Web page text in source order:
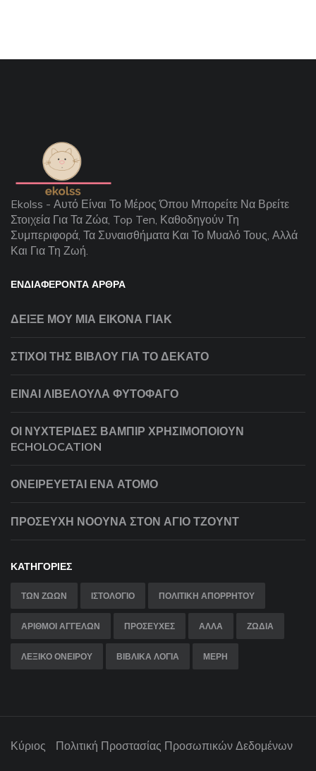
Ekolss - Αυτό Είναι Το Μέρος Όπου Μπορείτε Να Βρείτε
Στοιχεία Για Τα Ζώα, Top Ten, Καθοδηγούν Τη
Συμπεριφορά, Τα Συναισθήματα Και Το Μυαλό Τους, Αλλά
Και Για Τη Ζωή.
ΕΝΔΙΑΦΈΡΟΝΤΑ ΆΡΘΡΑ
ΔΕΊΞΕ ΜΟΥ ΜΙΑ ΕΙΚΌΝΑ ΓΙΑΚ
ΣΤΊΧΟΙ ΤΗΣ ΒΊΒΛΟΥ ΓΙΑ ΤΟ ΔΈΚΑΤΟ
ΕΊΝΑΙ ΛΙΒΕΛΟΎΛΑ ΦΥΤΟΦΆΓΟ
ΟΙ ΝΥΧΤΕΡΊΔΕΣ ΒΑΜΠΊΡ ΧΡΗΣΙΜΟΠΟΙΟΎΝ
ECHOLOCATION
ΟΝΕΙΡΕΎΕΤΑΙ ΈΝΑ ΆΤΟΜΟ
ΠΡΟΣΕΥΧΗ ΝΟΟΥΝΑ ΣΤΟΝ ΑΓΙΟ ΤΖΟΥΝΤ
ΚΑΤΗΓΟΡΊΕΣ
ΤΩΝ ΖΏΩΝ ΙΣΤΟΛΌΓΙΟ ΠΟΛΙΤΙΚΉ ΑΠΟΡΡΉΤΟΥ
ΑΡΙΘΜΟΙ ΑΓΓΕΛΩΝ ΠΡΟΣΕΥΧΕΣ ΑΛΛΑ ΖΩΔΙΑ
ΛΕΞΙΚΟ ΟΝΕΙΡΟΥ ΒΙΒΛΙΚΑ ΛΟΓΙΑ ΜΈΡΗ
Κύριος Πολιτική Προστασίας Προσωπικών Δεδομένων